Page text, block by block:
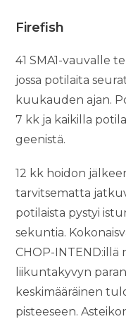
Firefish
41 SMA1-vauvalle
jossa potilaita
kuukauden ajan.
7 kk ja kaikilla
geenistä.
12 kk hoidon
tarvitsematta
potilaista pystyi
sekuntia.
CHOP-
liikuntakyvyn
keskimääräinen
pisteeseen.